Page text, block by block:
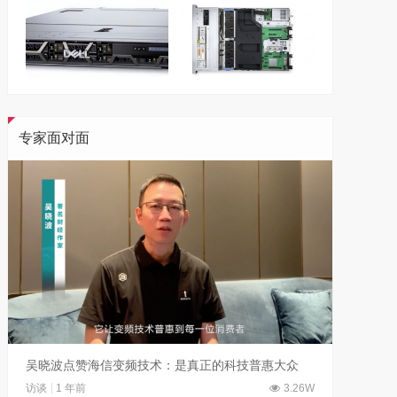
专家面对面
吴晓波点赞海信变频技术：是真正的科技普惠大众
访谈 1 年前 3.26W